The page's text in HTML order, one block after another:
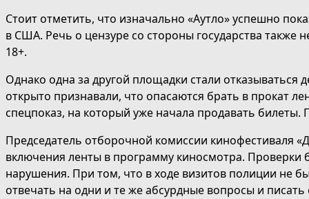
Стоит отметить, что изначально «Аутло» успешно
в США. Речь о цензуре со стороны государства
18+.
Однако одна за другой площадки стали отказываться
открыто признавали, что опасаются брать в прокат
спецпоказ, на который уже начала продавать
Председатель отборочной комиссии кинофестиваля
включения ленты в программу киносмотра.
нарушения. При том, что в ходе визитов полиции не
отвечать на одни и те же абсурдные вопросы и